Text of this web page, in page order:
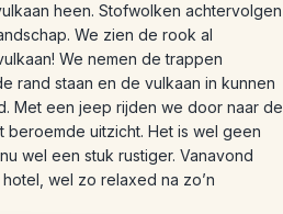
heen. Stofwolken achtervolgen
We zien de rook al
We nemen de trappen
rand staan en de vulkaan in kunnen
Met een jeep rijden we door naar de
uitzicht. Het is wel geen
wel een stuk rustiger. Vanavond
wel zo relaxed na zo’n